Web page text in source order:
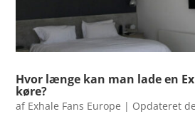
Hvor længe kan man lade en
køre?
af Exhale Fans Europe | Opdateret